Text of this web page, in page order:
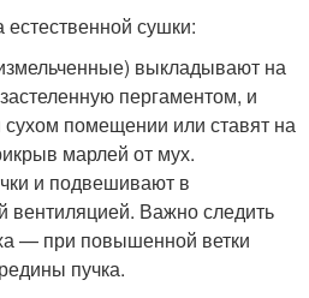
сушки:
выкладывают на
пергаментом, и
помещении или ставят на
марлей от мух.
и подвешивают в
Важно следить
— при повышенной ветки
пучка.